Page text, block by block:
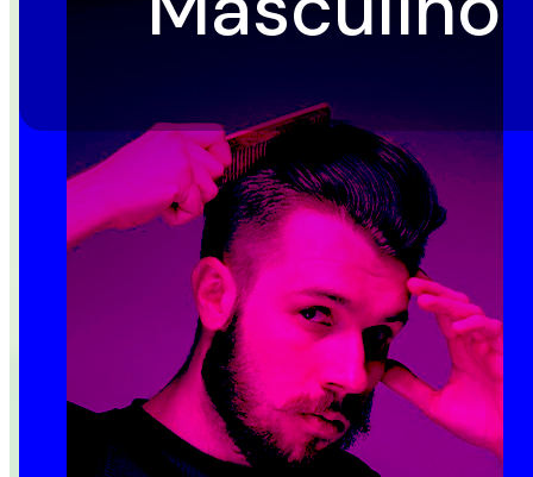
Masculino